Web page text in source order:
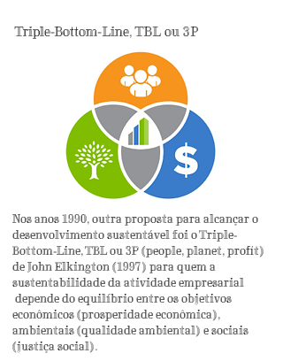
Triple-Bottom-Line, TBL ou 3P
Nos anos 1990, outra proposta para alcançar o
desenvolvimento sustentável foi o Triple-
Bottom-Line, TBL ou 3P (people, planet, profit)
de JohnElkington (1997) para quem a
sustentabilidade da atividade empresarial
depende do equilíbrio entre os objetivos
econômicos (prosperidade econômica),
ambientais (qualidade ambiental) e sociais
(justiça social).